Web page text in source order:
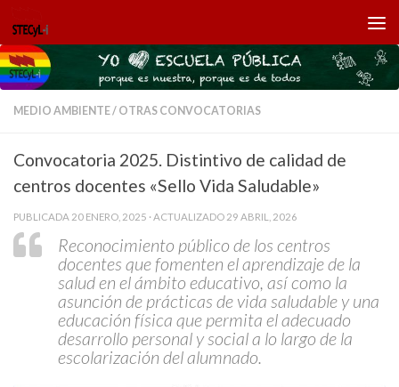
Saltar al contenido
MEDIO AMBIENTE/ OTRAS CONVOCATORIAS
Convocatoria 2025. Distintivo de calidad de
centros docentes «Sello Vida Saludable»
PUBLICADA 20 ENERO, 2025 · ACTUALIZADO 29 ABRIL, 2026
Reconocimiento público de los centros
docentes que fomenten el aprendizaje de la
salud en el ámbito educativo, así como la
asunción de prácticas de vida saludable y una
educación física que permita el adecuado
desarrollo personal y social a lo largo de la
escolarización del alumnado.